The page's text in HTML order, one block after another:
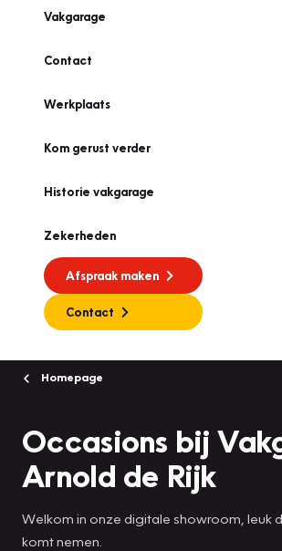
Vakgarage
Contact
Werkplaats
Kom gerust verder
Historie vakgarage
Zekerheden
Afspraak maken
Contact
Homepage
Occasions bij
Arnold de Rijk
Welkom in onze digitale showroom, leuk
komt nemen.